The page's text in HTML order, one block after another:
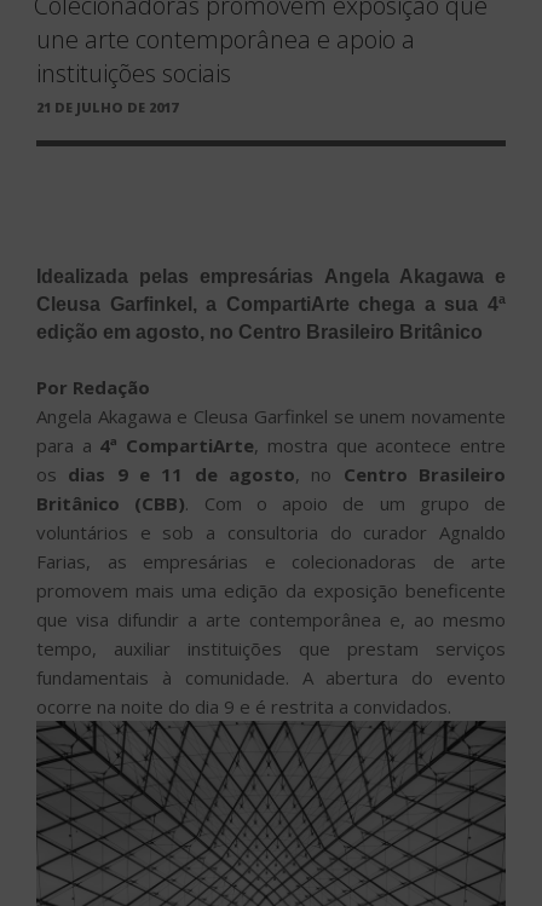
une arte contemporânea e apoio a
instituições sociais
PUBLICADO
21 DE JULHO DE 2017
Idealizada pelas empresárias Angela Akagawa e
Cleusa Garfinkel, a CompartiArte chega a sua 4ª
edição em agosto, no Centro Brasileiro Britânico
Por Redação
Angela Akagawa e Cleusa Garfinkel se unem novamente
para a 4ª CompartiArte, mostra que acontece entre
os dias 9 e 11 de agosto, no Centro Brasileiro
Britânico (CBB). Com o apoio de um grupo de
voluntários e sob a consultoria do curador Agnaldo
Farias, as empresárias e colecionadoras de arte
promovem mais uma edição da exposição beneficente
que visa difundir a arte contemporânea e, ao mesmo
tempo, auxiliar instituições que prestam serviços
fundamentais à comunidade. A abertura do evento
ocorre na noite do dia 9 e é restrita a convidados.